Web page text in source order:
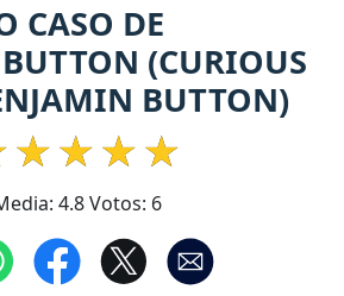
CASO DE
(CURIOUS
BUTTON)
4.8Votos: 6